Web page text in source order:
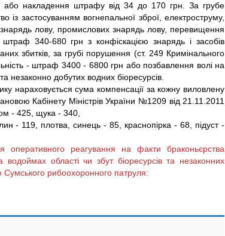
накладення штрафу від 34 до 170 грн. За грубе
застосуванням вогнепальної зброї, електроструму,
лову, промислових знарядь лову, перевищення
340-680 грн з конфіскацією знарядь і засобів
збитків, за грубі порушення (ст. 249 Кримінального
- штраф 3400 - 6800 грн або позбавлення волі на
незаконно добутих водних біоресурсів.
нараховується сума компенсації за кожну виловлену
Кабінету Міністрів України №1209 від 21.11.2011
- 425, щука - 340,
- 119, плотва, синець - 85, краснопірка - 68, підуст -
реагування на факти браконьєрства
області чи збут біоресурсів та незаконних
Сумського рибоохоронного патруля: